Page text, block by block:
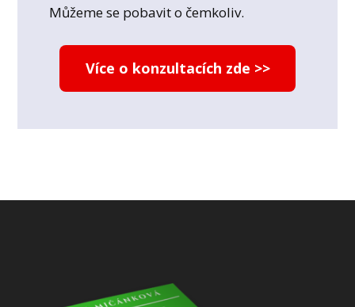
Můžeme se pobavit o čemkoliv.
Více o konzultacích zde >>